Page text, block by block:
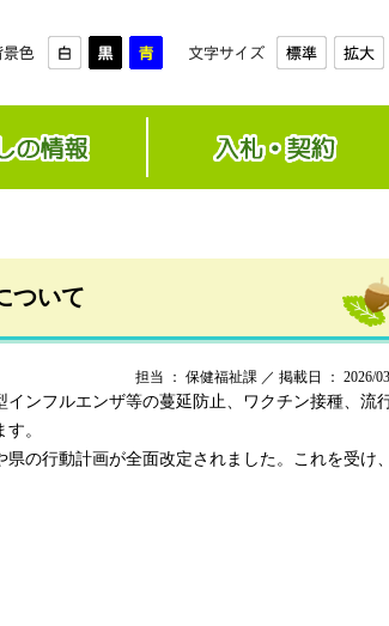
ついて
担当 ： 保健福祉課 ／ 掲載日 ： 2026/
ンフルエンザ等の蔓延防止、ワクチン接種、流
。
の行動計画が全面改定されました。これを受け、